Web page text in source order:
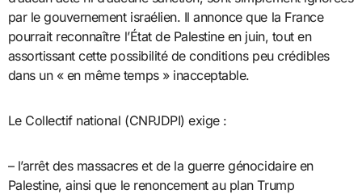
par le gouvernement israélien. Il annonce que la France
pourrait reconnaître l’État de Palestine en juin, tout en
assortissant cette possibilité de conditions peu crédibles
dans un « en même temps » inacceptable.
Le Collectif national (CNPJDPI) exige :
– l’arrêt des massacres et de la guerre génocidaire en
Palestine, ainsi que le renoncement au plan Trump